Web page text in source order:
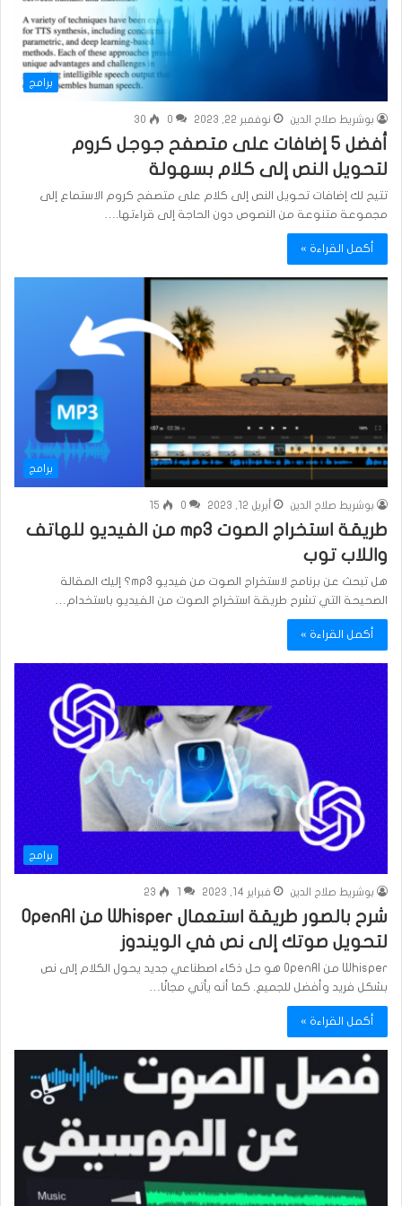
برامج
بوشريط صلاح الدين نوفمبر 22, 2023 0
30
أفضل 5 إضافات على متصفح جوجل كروم
لتحويل النص إلى كلام بسهولة
تتيح لك إضافات تحويل النص إلى كلام على متصفح كروم الاستماع إلى
مجموعة متنوعة من النصوص دون الحاجة إلى قراءتها.…
أكمل القراءة »
برامج
بوشريط صلاح الدين أبريل 12, 2023 0
15
طريقة استخراج الصوت mp3 من الفيديو للهاتف
واللاب توب
هل تبحث عن برنامج لاستخراج الصوت من فيديو mp3؟ إليك المقالة
الصحيحة التي تشرح طريقة استخراج الصوت من الفيديو باستخدام…
أكمل القراءة »
برامج
بوشريط صلاح الدين فبراير 14, 2023 1
23
شرح بالصور طريقة استعمال Whisper من OpenAI
لتحويل صوتك إلى نص في الويندوز
Whisper من OpenAI هو حل ذكاء اصطناعي جديد يحول الكلام إلى نص
بشكل فريد وأفضل للجميع. كما أنه يأتي مجانًا…
أكمل القراءة »